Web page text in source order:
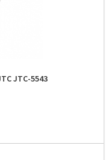
JTC-5543